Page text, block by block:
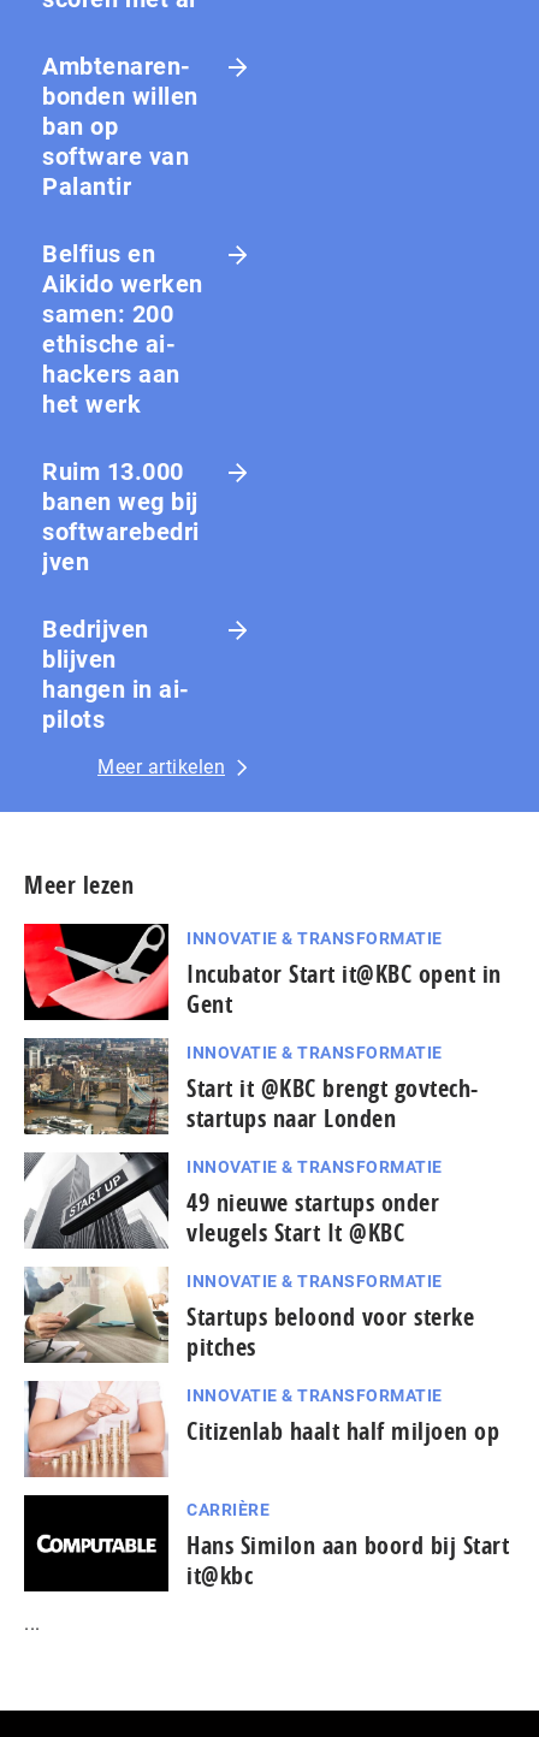
Amb­te­na­ren­
bon­den willen
ban op
software van
Palantir
Belfius en
Aikido werken
samen: 200
ethische ai-
hackers aan
het werk
Ruim 13.000
banen weg bij
softwarebedri
jven
Bedrijven
blijven
hangen in ai-
pilots
Meer artikelen
Meer lezen
INNOVATIE & TRANSFORMATIE
Incubator Start it@KBC opent in
Gent
INNOVATIE & TRANSFORMATIE
Start it @KBC brengt govtech-
startups naar Londen
INNOVATIE & TRANSFORMATIE
49 nieuwe startups onder
vleugels Start It @KBC
INNOVATIE & TRANSFORMATIE
Startups beloond voor sterke
pitches
INNOVATIE & TRANSFORMATIE
Citizenlab haalt half miljoen op
CARRIÈRE
Hans Similon aan boord bij Start
it@kbc
...